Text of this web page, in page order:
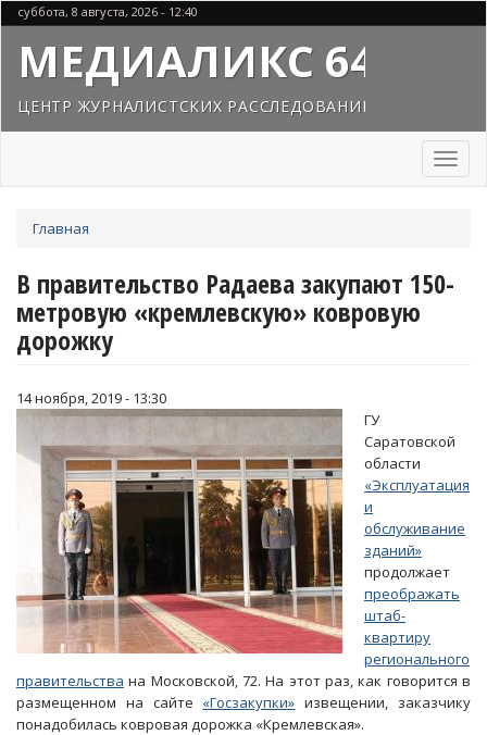
Перейти
к
основному
содержанию
суббота, 8 августа, 2026 - 12:40
МЕДИАЛИКС 64
ЦЕНТР ЖУРНАЛИСТСКИХ РАССЛЕДОВАНИЙ
Toggle
здесь
Главная
В правительство Радаева закупают 150-
метровую «кремлевскую» ковровую
дорожку
14 ноября, 2019 - 13:30
ГУ
Саратовской
области
«Эксплуатация
и
обслуживание
зданий»
продолжает
преображать
штаб-
квартиру
регионального
правительства на Московской, 72. На этот раз, как говорится в
размещенном на сайте «Госзакупки» извещении, заказчику
понадобилась ковровая дорожка «Кремлевская».